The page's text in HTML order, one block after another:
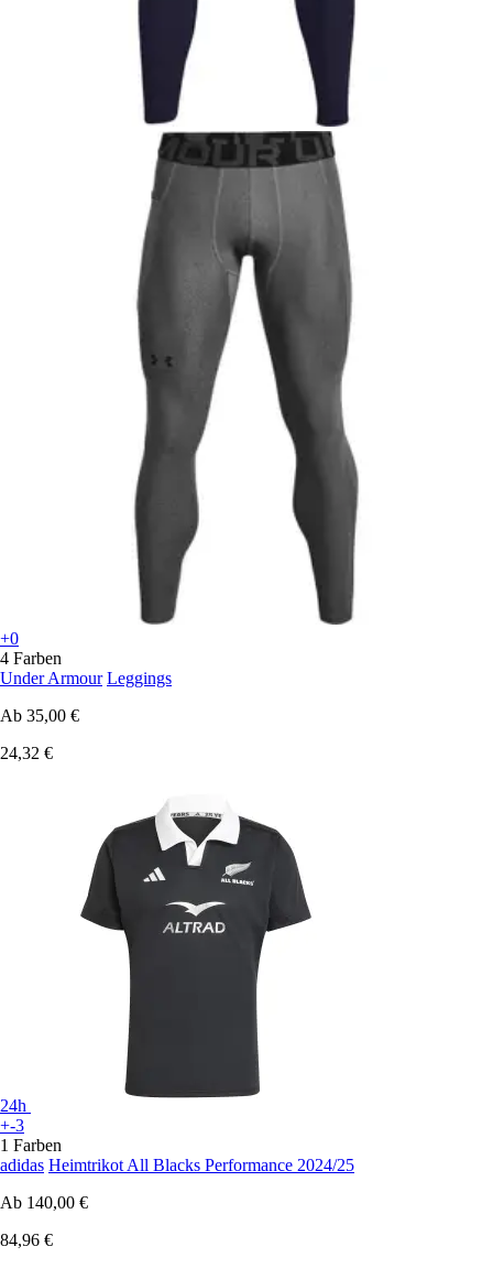
+0
4 Farben
Under Armour Leggings
Ab 35,00 €
24,32 €
24h
+-3
1 Farben
adidas Heimtrikot All Blacks Performance 2024/25
Ab 140,00 €
84,96 €